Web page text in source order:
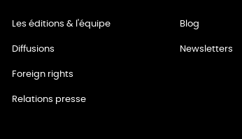
Les éditions & l'équipe
Diffusions
Foreign rights
Relations presse
Blog
Newsletters